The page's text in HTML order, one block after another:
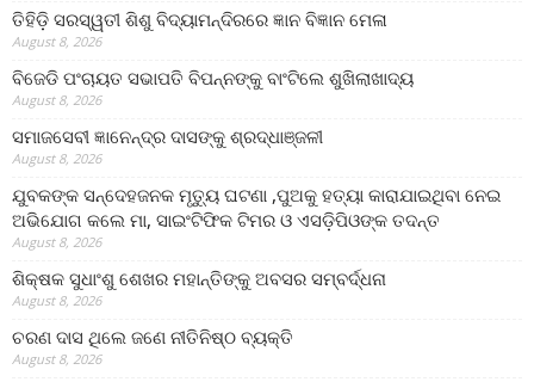
ତିହିଡି଼ ସରସ୍ୱତୀ ଶିଶୁ ବିଦ୍ୟାମନ୍ଦିରରେ ଜ୍ଞାନ ବିଜ୍ଞାନ ମେଳା
August 8, 2026
ବିଜେଡି ପଂଚାୟତ ସଭାପତି ବିପନ୍ନଙ୍କୁ ବାଂଟିଲେ ଶୁଖିଲାଖାଦ୍ୟ
August 8, 2026
ସମାଜସେବୀ ଜ୍ଞାନେନ୍ଦ୍ର ଦାସଙ୍କୁ ଶ୍ରଦ୍ଧାଞ୍ଜଳୀ
August 8, 2026
ଯୁବକଙ୍କ ସନ୍ଦେହଜନକ ମୃତ୍ୟୁ ଘଟଣା ,ପୁଅକୁ ହତ୍ୟା କାରାଯାଇଥିବା ନେଇ
ଅଭିଯୋଗ କଲେ ମା, ସାଇଂଟିଫିକ ଟିମର ଓ ଏସଡ଼ିପିଓଙ୍କ ତଦନ୍ତ
August 8, 2026
ଶିକ୍ଷକ ସୁଧାଂଶୁ ଶେଖର ମହାନ୍ତିଙ୍କୁ ଅବସର ସମ୍ବର୍ଦ୍ଧନା
August 8, 2026
ଚରଣ ଦାସ ଥିଲେ ଜଣେ ନୀତିନିଷ୍ଠ ବ୍ୟକ୍ତି
August 8, 2026